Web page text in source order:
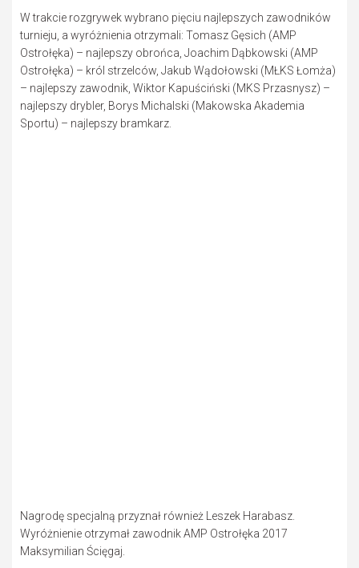
W trakcie rozgrywek wybrano pięciu najlepszych zawodników
turnieju, a wyróżnienia otrzymali: Tomasz Gęsich (AMP
Ostrołęka) – najlepszy obrońca, Joachim Dąbkowski (AMP
Ostrołęka) – król strzelców, Jakub Wądołowski (MŁKS Łomża)
– najlepszy zawodnik, Wiktor Kapuściński (MKS Przasnysz) –
najlepszy drybler, Borys Michalski (Makowska Akademia
Sportu) – najlepszy bramkarz.
Nagrodę specjalną przyznał również Leszek Harabasz.
Wyróżnienie otrzymał zawodnik AMP Ostrołęka 2017
Maksymilian Ścięgaj.